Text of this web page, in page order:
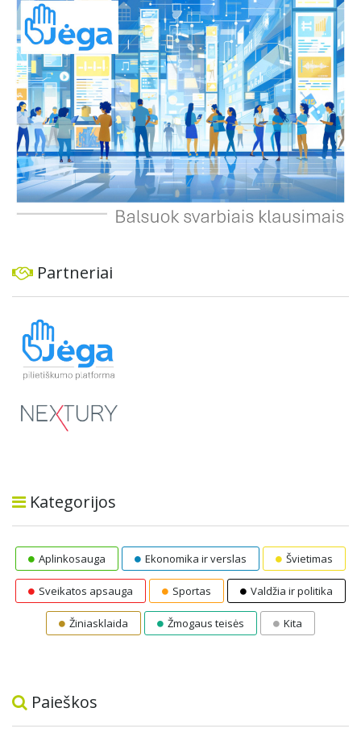
dviratininkams. Gyventojai ragina atlikti techninę,
ekonominę ir transporto analizę, organizuoti viešas
konsultacijas ir integruoti projektą į ilgalaikius miesto
planus, siekiant užtikrinti transporto sistemos patikimumą
ir prisitaikymą prie sparčiai augančio miesto poreikių.
Partneriai
Kategorijos
Aplinkosauga Ekonomika ir verslas Švietimas
Sveikatos apsauga Sportas Valdžia ir politika
Žiniasklaida Žmogaus teisės Kita
Paieškos